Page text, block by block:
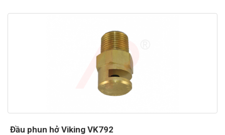
Đầu phun hở Viking VK792